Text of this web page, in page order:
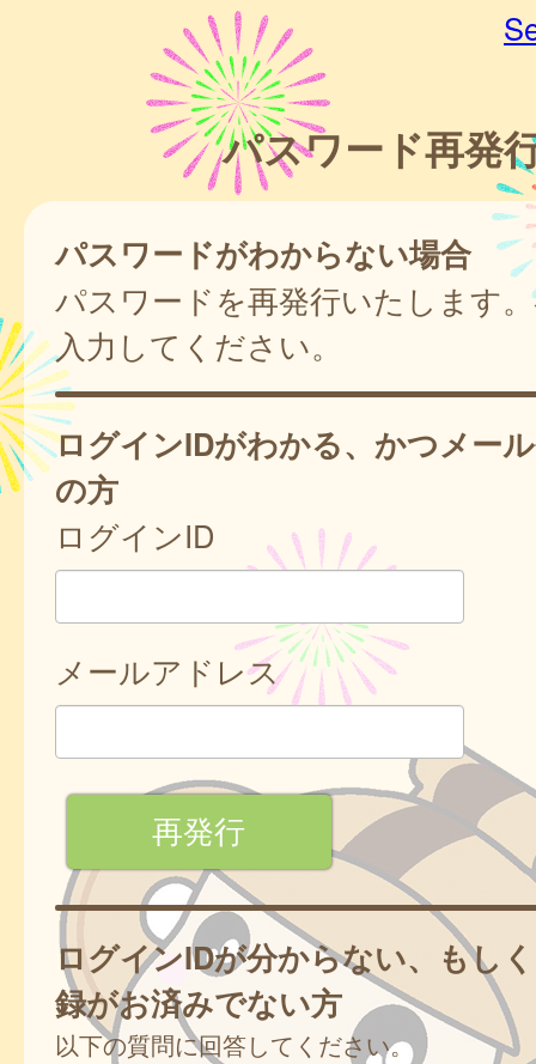
パスワード再発
パスワードがわからない場合
パスワードを再発行いたします
入力してください。
ログインIDがわかる、かつメー
の方
ログインID
メールアドレス
ログインIDが分からない、もし
録がお済みでない方
以下の質問に回答してください。